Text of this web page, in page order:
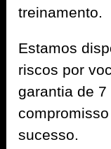
treinamento.
Estamos
riscos por
garantia de
sucesso.